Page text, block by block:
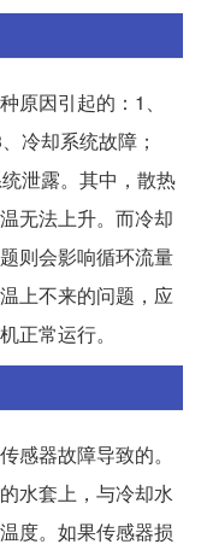
原因引起的：1、
冷却系统故障；
泄露。其中，散热
无法上升。而冷却
则会影响循环流量
上不来的问题，应
正常运行。
感器故障导致的。
水套上，与冷却水
度。如果传感器损